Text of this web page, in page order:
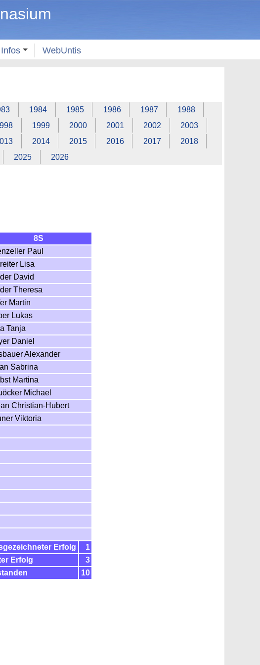
Infos WebUntis
1984 1985 1986 1987
1988
1999 2000 2001 2002
2003
2014 2015 2016 2017
2018
2025 2026
8S
Paul
Lisa
David
Theresa
Martin
Lukas
Tanja
Daniel
Alexander
Sabrina
Martina
Michael
Christian-Hubert
Viktoria
Erfolg
1
Erfolg
3
10